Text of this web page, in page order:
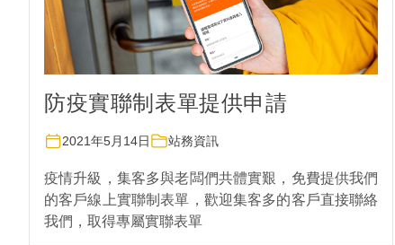
防疫實聯制表單提供申請
2021年5月14日 站務資訊
疫情升級，集客多與老闆們共體實艱，免費提供我們
的客戶線上實聯制表單，歡迎集客多的客戶直接聯絡
我們，取得專屬實聯表單